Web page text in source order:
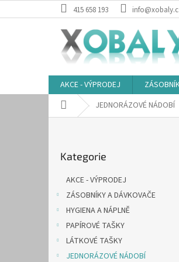
na
415 658 193
AKCE - VÝPRODEJ
Domů JEDNORÁZOVÉ NÁDOBÍ
kategorie
Kategorie
AKCE - VÝPRODEJ
ZÁSOBNÍKY A DÁVKOVAČE
HYGIENA A NÁPLNĚ
PAPÍROVÉ TAŠKY
LÁTKOVÉ TAŠKY
JEDNORÁZOVÉ NÁDOBÍ